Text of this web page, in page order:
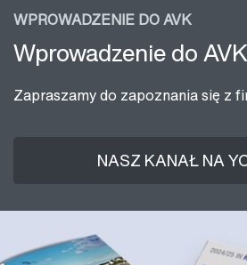
WPROWADZENIE DO AVK
Wprowadzenie do AVK
Zapraszamy do zapoznania się z
NASZ KANAŁ NA